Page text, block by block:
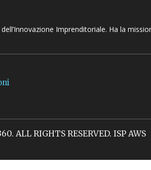
Imprenditoriale. Ha la
RIGHTS RESERVED. ISP AWS